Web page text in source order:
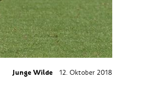
Junge Wilde 12. Oktober 2018